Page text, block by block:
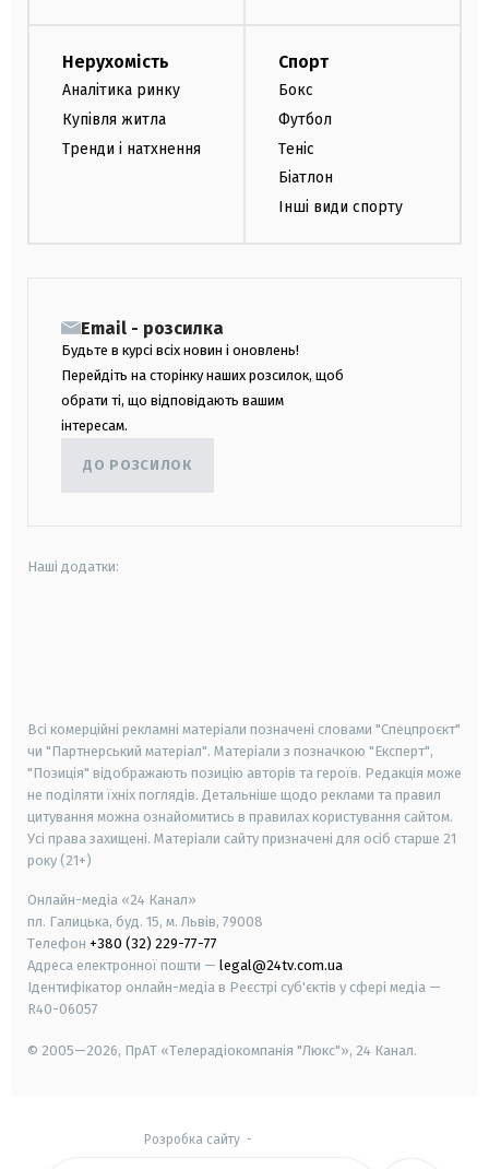
Нерухомість
Аналітика ринку
Купівля житла
Тренди і натхнення
Спорт
Бокс
Футбол
Теніс
Біатлон
Інші види спорту
Email - розсилка
Будьте в курсі всіх новин і оновлень!
Перейдіть на сторінку наших розсилок, щоб
обрати ті, що відповідають вашим
інтересам.
ДО РОЗСИЛОК
Наші додатки:
Всі комерційні рекламні матеріали позначені словами "Спецпроєкт"
чи "Партнерський матеріал". Матеріали з позначкою "Експерт",
"Позиція" відображають позицію авторів та героїв. Редакція може
не поділяти їхніх поглядів. Детальніше щодо реклами та правил
цитування можна ознайомитись в правилах користування сайтом.
Усі права захищені. Матеріали сайту призначені для осіб старше 21
року (21+)
Онлайн-медіа «24 Канал»
пл. Галицька, буд. 15, м. Львів, 79008
Телефон +380 (32) 229-77-77
Адреса електронної пошти — legal@24tv.com.ua
Ідентифікатор онлайн-медіа в Реєстрі суб'єктів у сфері медіа —
R40-06057
© 2005—2026, ПрАТ «Телерадіокомпанія "Люкс"», 24 Канал.
Розробка сайту-